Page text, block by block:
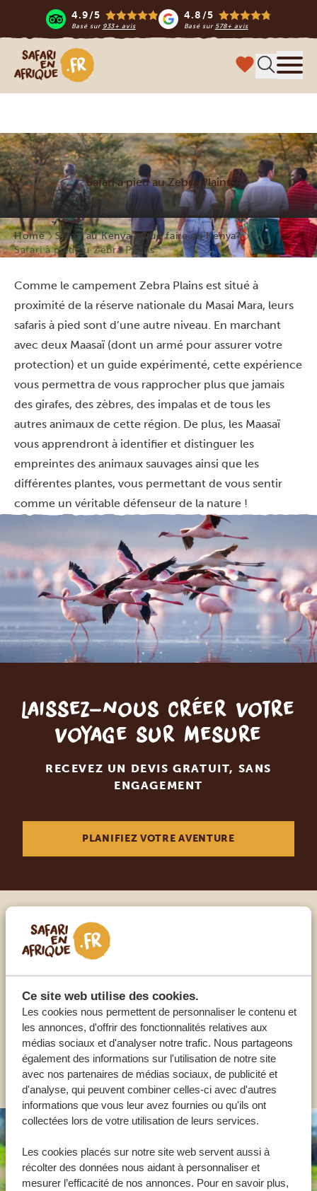
Ce site web utilise des cookies.
Les cookies nous permettent de personnaliser le contenu et
les annonces, d'offrir des fonctionnalités relatives aux
médias sociaux et d'analyser notre trafic. Nous partageons
également des informations sur l'utilisation de notre site
avec nos partenaires de médias sociaux, de publicité et
d'analyse, qui peuvent combiner celles-ci avec d'autres
informations que vous leur avez fournies ou qu'ils ont
collectées lors de votre utilisation de leurs services.
Les cookies placés sur notre site web servent aussi à
récolter des données nous aidant à personnaliser et
mesurer l’efficacité de nos annonces. Pour en savoir plus,
4.9/5
Basé sur 933+ avis
4.8/5
Basé sur 578+ avis
Safari en Afrique
Safari à pied au Zebra Plains
Home Safari au Kenya
Que faire au Kenya?
Safari à pied au Zebra Plains
Comme le campement Zebra Plains est situé à
proximité de la réserve nationale du Masai Mara, leurs
safaris à pied sont d’une autre niveau. En marchant
avec deux Maasaï (dont un armé pour assurer votre
protection) et un guide expérimenté, cette expérience
vous permettra de vous rapprocher plus que jamais
des girafes, des zèbres, des impalas et de tous les
autres animaux de cette région. De plus, les Maasaï
vous apprendront à identifier et distinguer les
empreintes des animaux sauvages ainsi que les
différentes plantes, vous permettant de vous sentir
comme un véritable défenseur de la nature !
Laissez-nous créer votre
voyage sur mesure
RECEVEZ UN DEVIS GRATUIT, SANS
ENGAGEMENT
PLANIFIEZ VOTRE AVENTURE
Appelez un expert
FR:+33 2 57 88 00 88
AUTRES PAYS